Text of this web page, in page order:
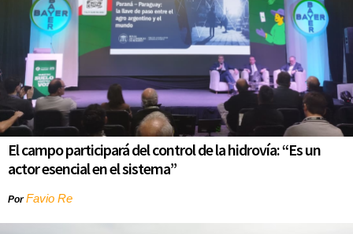
El campo participará del control de la hidrovía: “Es un
actor esencial en el sistema”
PorFavio Re